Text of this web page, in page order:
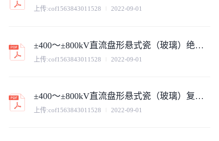
上传:cof1563843011528 2022-09-01
±400～±800kV直流盘形悬式瓷（玻璃）绝缘子通用技术规范
上传:cof1563843011528 2022-09-01
±400～±800kV直流盘形悬式瓷（玻璃）复合绝缘子通用技术规范
上传:cof1563843011528 2022-09-01